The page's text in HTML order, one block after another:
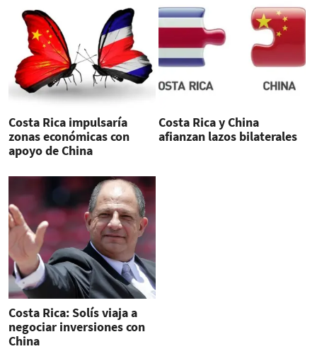
Costa Rica impulsaría
zonas económicas con
apoyo de China
Costa Rica y China
afianzan lazos bilaterales
Costa Rica: Solís viaja a
negociar inversiones con
China